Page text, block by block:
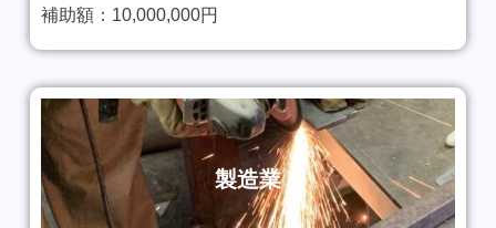
補助額：10,000,000円
製造業